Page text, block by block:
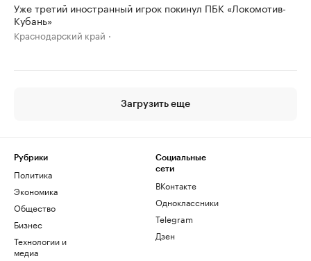
Уже третий иностранный игрок покинул ПБК «Локомотив-
Кубань»
Краснодарский край
Загрузить еще
Рубрики
Политика
Экономика
Общество
Бизнес
Технологии и
медиа
Социальные
сети
ВКонтакте
Одноклассники
Telegram
Дзен